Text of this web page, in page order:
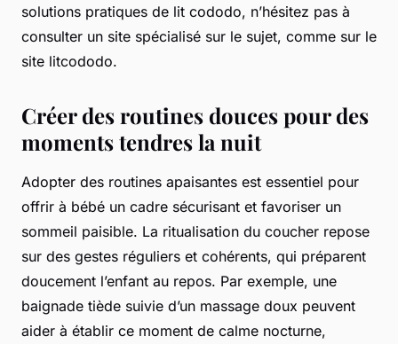
solutions pratiques de lit cododo, n’hésitez pas à
consulter un site spécialisé sur le sujet, comme sur le
site litcododo.
Créer des routines douces pour des
moments tendres la nuit
Adopter des routines apaisantes est essentiel pour
offrir à bébé un cadre sécurisant et favoriser un
sommeil paisible. La ritualisation du coucher repose
sur des gestes réguliers et cohérents, qui préparent
doucement l’enfant au repos. Par exemple, une
baignade tiède suivie d’un massage doux peuvent
aider à établir ce moment de calme nocturne,